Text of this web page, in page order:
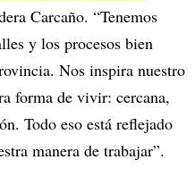
Carcaño. “Tenemos
y los procesos bien
Nos inspira nuestro
forma de vivir: cercana,
Todo eso está reflejado
manera de trabajar”.